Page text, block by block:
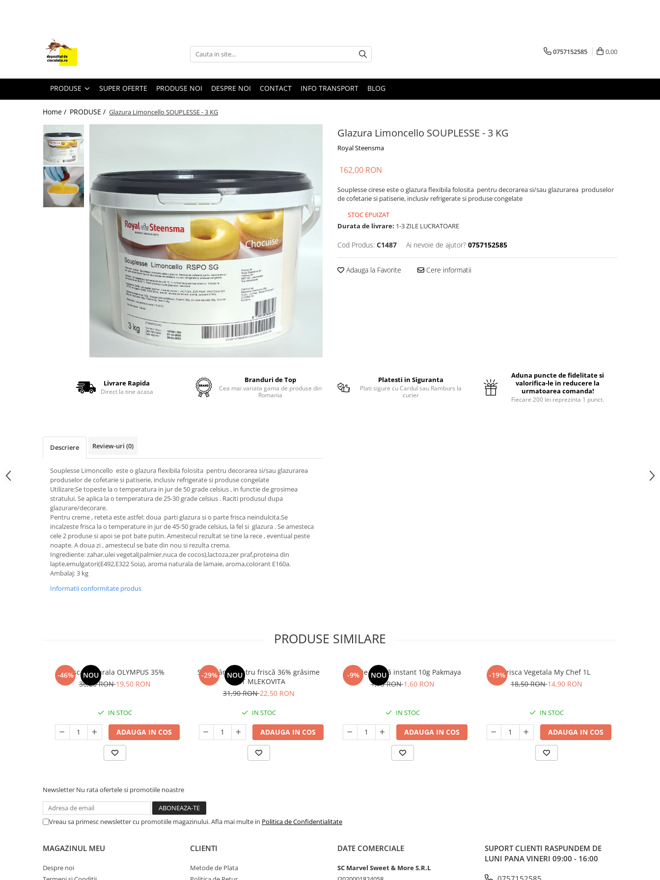
COLORANTI ALIMENTARI
GLAZURI, UMPLUTURI, CREME
USTENSILE SI FORME SILICON
FRISCA, UNT, LAPTE CONDENSAT
0757152585 0,00
PRODUSE SUPER OFERTE PRODUSE NOI DESPRE NOI CONTACT INFO TRANSPORT BLOG
Home / PRODUSE / Glazura Limoncello SOUPLESSE - 3 KG
Glazura Limoncello SOUPLESSE - 3 KG
Royal Steensma
162,00 RON
Souplesse cirese este o glazura flexibila folosita pentru decorarea si/sau glazurarea produselor
de cofetarie si patiserie, inclusiv refrigerate si produse congelate
STOC EPUIZAT
Durata de livrare: 1-3 ZILE LUCRATOARE
Cod Produs: C1487 Ai nevoie de ajutor? 0757152585
Adauga la Favorite Cere informatii
Livrare Rapida
Direct la tine acasa
Branduri de Top
Cea mai variata gama de produse din
Romania
Platesti in Siguranta
Plati sigure cu Cardul sau Ramburs la
curier
Aduna puncte de fidelitate si
valorifica-le in reducere la
urmatoarea comanda!
Fiecare 200 lei reprezinta 1 punct.
Descriere Review-uri (0)
Souplesse Limoncello este o glazura flexibila folosita pentru decorarea si/sau glazurarea
produselor de cofetarie si patiserie, inclusiv refrigerate si produse congelate
Utilizare:Se topeste la o temperatura in jur de 50 grade celsius , in functie de grosimea
stratului. Se aplica la o temperatura de 25-30 grade celsius . Raciti produsul dupa
glazurare/decorare.
Pentru creme , reteta este astfel: doua parti glazura si o parte frisca neindulcita.Se
incalzeste frisca la o temperature in jur de 45-50 grade celsius, la fel si glazura . Se amesteca
cele 2 produse si apoi se pot bate putin. Amestecul rezultat se tine la rece , eventual peste
noapte. A doua zi , amestecul se bate din nou si rezulta crema.
Ingrediente: zahar,ulei vegetal(palmier,nuca de cocos),lactoza,zer praf,proteina din
lapte,emulgatori(E492,E322 Soia), aroma naturala de lamaie, aroma,colorant E160a.
Ambalaj: 3 kg
Informatii conformitate produs
PRODUSE SIMILARE
-46% NOU
Frisca Naturala OLYMPUS 35%
36,20 RON19,50 RON
IN STOC
ADAUGA IN COS
-29% NOU
Smântână pentru friscă 36% grăsime
UHT MLEKOVITA
31,90 RON22,50 RON
IN STOC
ADAUGA IN COS
-9% NOU
Drojdie uscată instant 10g Pakmaya
1,75 RON1,60 RON
IN STOC
ADAUGA IN COS
-19%Frisca Vegetala My Chef 1L
18,50 RON14,90 RON
IN STOC
ADAUGA IN COS
Newsletter Nu rata ofertele si promotiile noastre
Vreau sa primesc newsletter cu promotiile magazinului. Afla mai multe in Politica de Confidentialitate
MAGAZINUL MEU
Despre noi
CLIENTI
Metode de Plata
DATE COMERCIALE
SC Marvel Sweet & More S.R.L
SUPORT CLIENTI RASPUNDEM DE
LUNI PANA VINERI 09:00 - 16:00